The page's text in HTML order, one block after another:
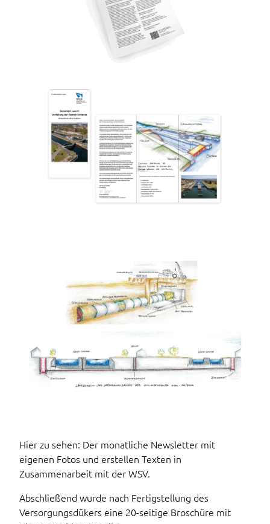
Hier zu sehen: Der monatliche Newsletter mit
eigenen Fotos und erstellen Texten in
Zusammenarbeit mit der WSV.
Abschließend wurde nach Fertigstellung des
Versorgungsdükers eine 20-seitige Broschüre mit